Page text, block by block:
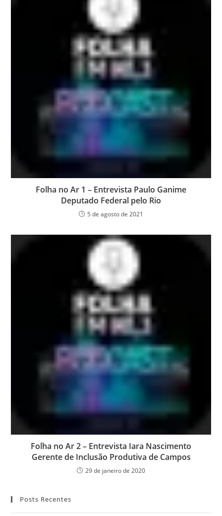
Folha no Ar 1 – Entrevista Paulo Ganime
Deputado Federal pelo Rio
5 de agosto de 2021
Folha no Ar 2 – Entrevista Iara Nascimento
Gerente de Inclusão Produtiva de Campos
29 de janeiro de 2020
Posts Recentes